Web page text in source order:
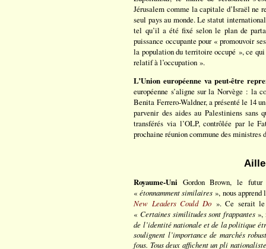
Jérusalem comme la capitale d’Israël ne
seul pays au monde. Le statut
tel qu’il a été fixé selon le plan de
puissance occupante pour « promouvoir
la population du territoire occupé », ce
relatif à l’occupation ».
L’Union européenne va peut-être
européenne s’aligne sur la Norvège : la
Benita Ferrero-Waldner, a présenté le 14
parvenir des aides au Palestiniens sans
transférés via l’OLP, contrôlée par le
prochaine réunion commune des ministres
Royaume-Uni Gordon Brown, le futur
«étonnamment similaires », nous
New Leaders Could Do». Ce serait le
« Certaines similitudes sont frappantes»,
de l’identité nationale et de la politique
soulignent l’importance de marchés
fous. Tous deux affichent un pli